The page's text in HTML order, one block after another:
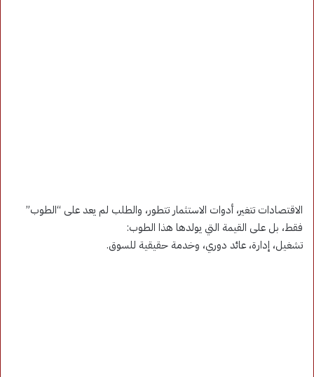
الاقتصادات تتغير، أدوات الاستثمار تتطور، والطلب لم يعد على “الطوب”
فقط، بل على القيمة التي يولدها هذا الطوب:
تشغيل، إدارة، عائد دوري، وخدمة حقيقية للسوق.